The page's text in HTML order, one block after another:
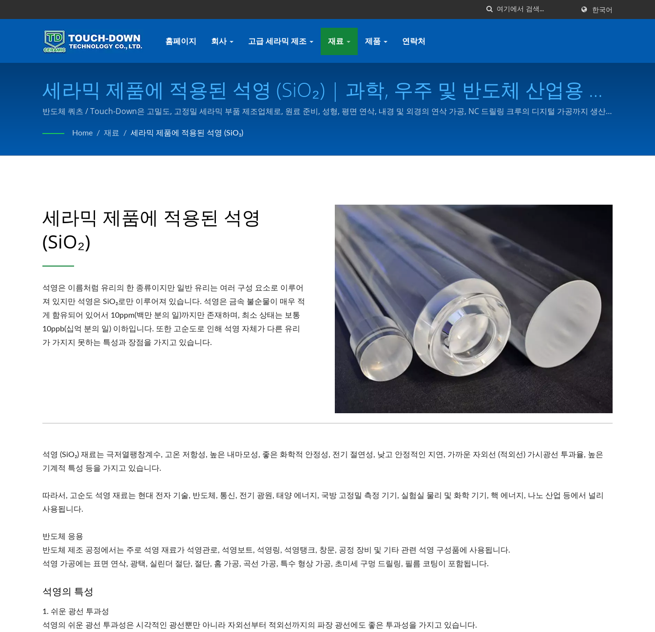
한국어
홈페이지 회사 고급 세라믹 제조 재료 제품 연락처
세라믹 제품에 적용된 석영 (SiO₂) | 과학, 우주 및 반도체 산업용 고
급 세라믹 부품 | Touch-Down Technology Co., Ltd.
반도체 쿼츠 / Touch-Down은 고밀도, 고정밀 세라믹 부품 제조업체로, 원료 준비, 성형, 평면 연삭, 내경 및 외경의 연삭 가공, NC 드릴링 크루의 디지털 가공까지 생산
Home / 재료 / 세라믹 제품에 적용된 석영 (SiO₂)
세라믹 제품에 적용된 석영
(SiO₂)
석영은 이름처럼 유리의 한 종류이지만 일반 유리는 여러 구성 요소로 이루어
져 있지만 석영은 SiO₂로만 이루어져 있습니다. 석영은 금속 불순물이 매우 적
게 함유되어 있어서 10ppm(백만 분의 일)까지만 존재하며, 최소 상태는 보통
10ppb(십억 분의 일) 이하입니다. 또한 고순도로 인해 석영 자체가 다른 유리
가 가지지 못하는 특성과 장점을 가지고 있습니다.
석영 (SiO₂) 재료는 극저열팽창계수, 고온 저항성, 높은 내마모성, 좋은 화학적 안정성, 전기 절연성, 낮고 안정적인 지연, 가까운 자외선 (적외선) 가시광선 투과율, 높은
기계적 특성 등을 가지고 있습니다.
따라서, 고순도 석영 재료는 현대 전자 기술, 반도체, 통신, 전기 광원, 태양 에너지, 국방 고정밀 측정 기기, 실험실 물리 및 화학 기기, 핵 에너지, 나노 산업 등에서 널리
사용됩니다.
반도체 응용
반도체 제조 공정에서는 주로 석영 재료가 석영관로, 석영보트, 석영링, 석영탱크, 창문, 공정 장비 및 기타 관련 석영 구성품에 사용됩니다.
석영 가공에는 표면 연삭, 광택, 실린더 절단, 절단, 홈 가공, 곡선 가공, 특수 형상 가공, 초미세 구멍 드릴링, 필름 코팅이 포함됩니다.
석영의 특성
1. 쉬운 광선 투과성
석영의 쉬운 광선 투과성은 시각적인 광선뿐만 아니라 자외선부터 적외선까지의 파장 광선에도 좋은 투과성을 가지고 있습니다.